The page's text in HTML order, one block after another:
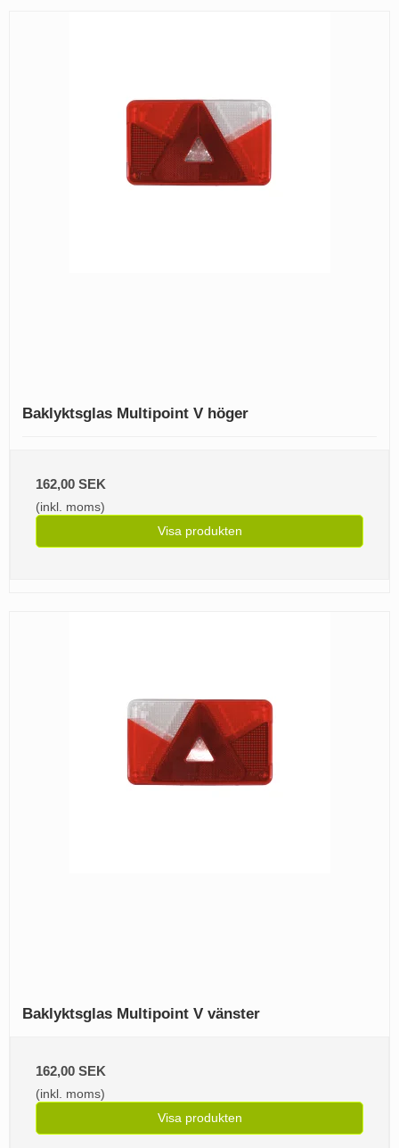
Baklyktsglas Multipoint V höger
162,00 SEK
(inkl. moms)
Visa produkten
Baklyktsglas Multipoint V vänster
162,00 SEK
(inkl. moms)
Visa produkten